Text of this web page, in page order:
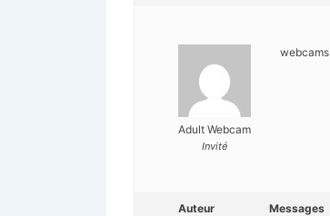
Adult Webcam
Invité
webcams
Auteur Messages